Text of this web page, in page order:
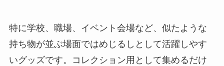
特に学校、職場、イベント会場など、似たような
持ち物が並ぶ場面ではめじるしとして活躍しやす
いグッズです。コレクション用として集めるだけ